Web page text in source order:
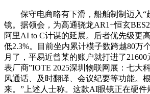
保守电商略有下滑，船舶制制迈入“
镜。据领会，为高通骁龙AR1+恒玄
阿里AI to C计谋的延展。后者优先级更
低2.3%。目前坐内累计模子数跨越80万
月了，平易近曾某的账户就打进了
表厂商”IOTE 2025深圳物联网展：七
风通话、及时翻译、会议纪要等功能。
来。”上述人士称。这款AI眼镜正在硬